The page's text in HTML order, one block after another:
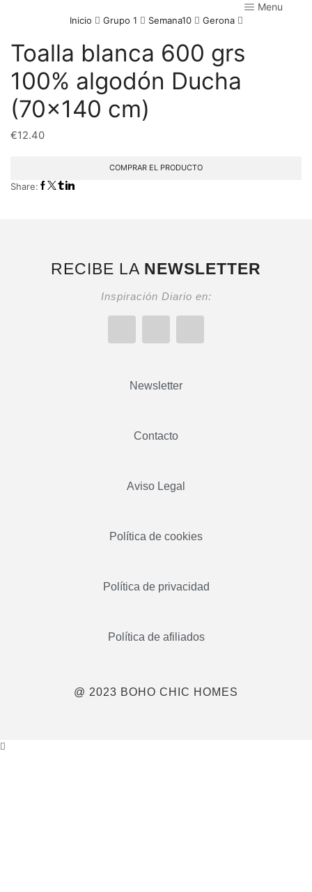
Menu
Inicio Grupo 1 Semana10 Gerona
Toalla blanca 600 grs
100% algodón Ducha
(70×140 cm)
€12.40
COMPRAR EL PRODUCTO
Share:
RECIBE LA NEWSLETTER
Inspiración Diario en:
Newsletter
Contacto
Aviso Legal
Política de cookies
Política de privacidad
Política de afiliados
@ 2023 BOHO CHIC HOMES